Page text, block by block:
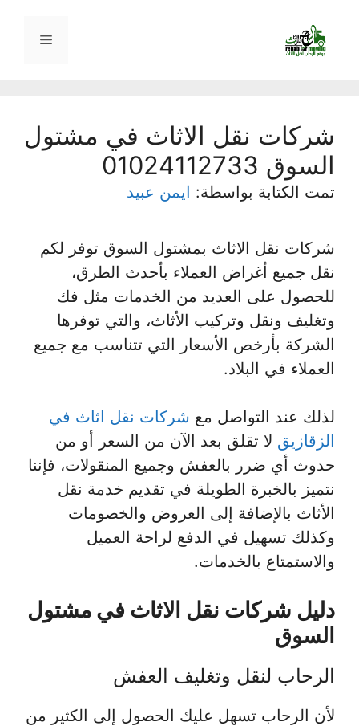
المحتوى
القائمة
شركات نقل الاثاث في مشتول
السوق 01024112733
تمت الكتابة بواسطة: ايمن عبيد
شركات نقل الاثاث بمشتول السوق توفر لكم
نقل جميع أغراض العملاء بأحدث الطرق،
للحصول على العديد من الخدمات مثل فك
وتغليف ونقل وتركيب الأثاث، والتي توفرها
الشركة بأرخص الأسعار التي تتناسب مع جميع
العملاء في البلاد.
لذلك عند التواصل مع شركات نقل اثاث في
الزقازيق لا تقلق بعد الآن من السعر أو من
حدوث أي ضرر بالعفش وجميع المنقولات، فإننا
نتميز بالخبرة الطويلة في تقديم خدمة نقل
الأثاث بالإضافة إلى العروض والخصومات
وكذلك تسهيل في الدفع لراحة العميل
والاستمتاع بالخدمات.
دليل شركات نقل الاثاث في مشتول
السوق
الرحاب لنقل وتغليف العفش
لأن الرحاب تسهل عليك الحصول إلى الكثير من